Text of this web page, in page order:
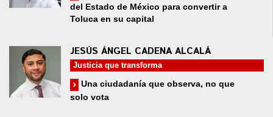
del Estado de México para convertir a
Toluca en su capital
JESÚS ÁNGEL CADENA ALCALÁ
Justicia que transforma
Una ciudadanía que observa, no que
solo vota